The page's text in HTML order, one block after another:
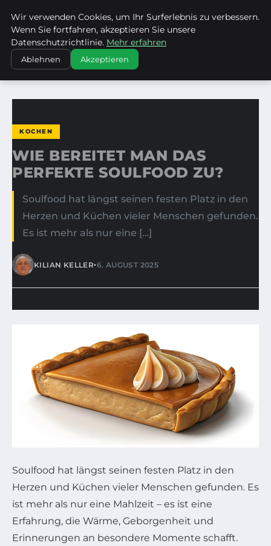
LES CHARMANTS
STARTSEITE
KOCHEN
WIE BEREITET MAN DAS PERFEKTE SOULFOOD ZU?
KOCHEN
WIE BEREITET MAN DAS
PERFEKTE SOULFOOD ZU?
Soulfood hat längst seinen festen Platz in den
Herzen und Küchen vieler Menschen gefunden.
Es ist mehr als nur eine […]
KILIAN KELLER•6. AUGUST 2025
Soulfood hat längst seinen festen Platz in den
Herzen und Küchen vieler Menschen gefunden. Es
ist mehr als nur eine Mahlzeit – es ist eine
Erfahrung, die Wärme, Geborgenheit und
Erinnerungen an besondere Momente schafft.
Wir verwenden Cookies, um Ihr Surferlebnis zu verbessern.
Wenn Sie fortfahren, akzeptieren Sie unsere
Datenschutzrichtlinie. Mehr erfahren
Ablehnen Akzeptieren